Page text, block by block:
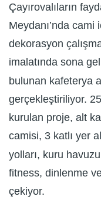
Çayırovalıların
Meydanı’nda
dekorasyon
imalatında sona
bulunan kafeterya
gerçekleştiriliyor.
kurulan proje, alt
camisi, 3 katlı yer
yolları, kuru
fitness, dinlenme
çekiyor.